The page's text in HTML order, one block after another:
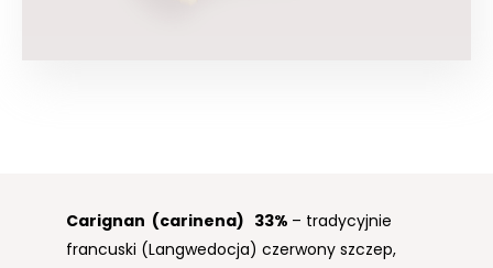
Carignan (carinena) 33% – tradycyjnie
francuski (Langwedocja) czerwony szczep,
Garnacha 33%– jeden z najpowszechniej
uprawianych czerwonych szczepów na
Merlot33%– szlachetny szczep,
prawdopodobnie pochodzący z okolic Saint-